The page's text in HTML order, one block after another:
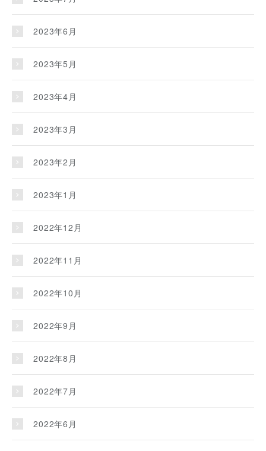
2023年6月
2023年5月
2023年4月
2023年3月
2023年2月
2023年1月
2022年12月
2022年11月
2022年10月
2022年9月
2022年8月
2022年7月
2022年6月